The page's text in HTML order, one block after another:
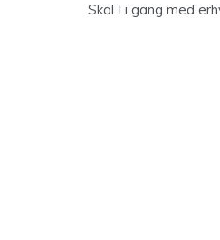
Skal I i gang med